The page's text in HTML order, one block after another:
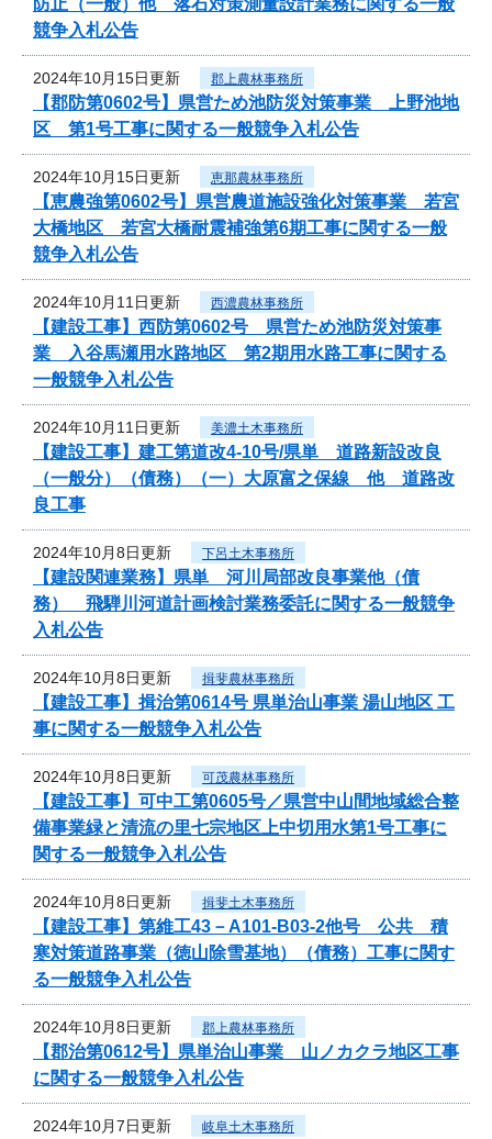
競争入札公告
2024年10月15日更新 郡上農林事務所
【郡防第0602号】県営ため池防災対策事業 上野池地
区 第1号工事に関する一般競争入札公告
2024年10月15日更新 恵那農林事務所
【恵農強第0602号】県営農道施設強化対策事業 若宮
大橋地区 若宮大橋耐震補強第6期工事に関する一般
競争入札公告
2024年10月11日更新 西濃農林事務所
【建設工事】西防第0602号 県営ため池防災対策事
業 入谷馬瀬用水路地区 第2期用水路工事に関する
一般競争入札公告
2024年10月11日更新 美濃土木事務所
【建設工事】建工第道改4-10号/県単 道路新設改良
（一般分）（債務）（一）大原富之保線 他 道路改
良工事
2024年10月8日更新 下呂土木事務所
【建設関連業務】県単 河川局部改良事業他（債
務） 飛騨川河道計画検討業務委託に関する一般競争
入札公告
2024年10月8日更新 揖斐農林事務所
【建設工事】揖治第0614号 県単治山事業 湯山地区 工
事に関する一般競争入札公告
2024年10月8日更新 可茂農林事務所
【建設工事】可中工第0605号／県営中山間地域総合整
備事業緑と清流の里七宗地区上中切用水第1号工事に
関する一般競争入札公告
2024年10月8日更新 揖斐土木事務所
【建設工事】第維工43－A101-B03-2他号 公共 積
寒対策道路事業（徳山除雪基地）（債務）工事に関す
る一般競争入札公告
2024年10月8日更新 郡上農林事務所
【郡治第0612号】県単治山事業 山ノカクラ地区工事
に関する一般競争入札公告
2024年10月7日更新 岐阜土木事務所